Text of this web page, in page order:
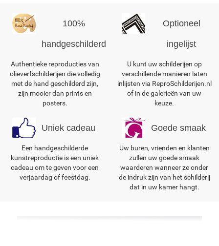
100%
handgeschilderd
Authentieke reproducties van
olieverfschilderijen die volledig
met de hand geschilderd zijn,
zijn mooier dan prints en
posters.
Optioneel
ingelijst
U kunt uw schilderijen op
verschillende manieren laten
inlijsten via ReproSchilderijen.nl
of in de galerieën van uw
keuze.
Uniek cadeau
Een handgeschilderde
kunstreproductie is een uniek
cadeau om te geven voor een
verjaardag of feestdag.
Goede smaak
Uw buren, vrienden en klanten
zullen uw goede smaak
waarderen wanneer ze onder
de indruk zijn van het schilderij
dat in uw kamer hangt.